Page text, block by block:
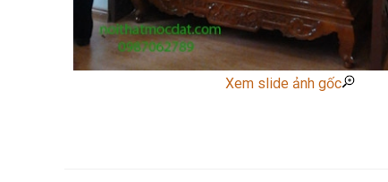
Xem slide ảnh gốc